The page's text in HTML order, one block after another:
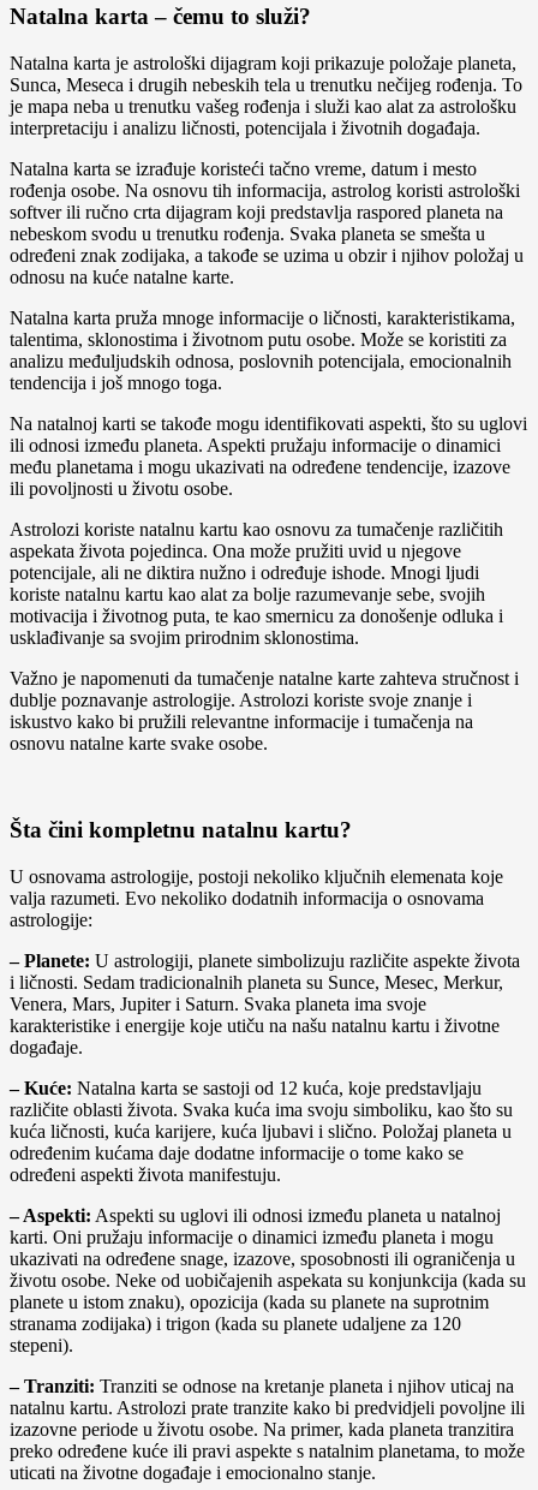
Natalna karta – čemu to služi?
Natalna karta je astrološki dijagram koji prikazuje položaje planeta,
Sunca, Meseca i drugih nebeskih tela u trenutku nečijeg rođenja. To
je mapa neba u trenutku vašeg rođenja i služi kao alat za astrološku
interpretaciju i analizu ličnosti, potencijala i životnih događaja.
Natalna karta se izrađuje koristeći tačno vreme, datum i mesto
rođenja osobe. Na osnovu tih informacija, astrolog koristi astrološki
softver ili ručno crta dijagram koji predstavlja raspored planeta na
nebeskom svodu u trenutku rođenja. Svaka planeta se smešta u
određeni znak zodijaka, a takođe se uzima u obzir i njihov položaj u
odnosu na kuće natalne karte.
Natalna karta pruža mnoge informacije o ličnosti, karakteristikama,
talentima, sklonostima i životnom putu osobe. Može se koristiti za
analizu međuljudskih odnosa, poslovnih potencijala, emocionalnih
tendencija i još mnogo toga.
Na natalnoj karti se takođe mogu identifikovati aspekti, što su uglovi
ili odnosi između planeta. Aspekti pružaju informacije o dinamici
među planetama i mogu ukazivati na određene tendencije, izazove
ili povoljnosti u životu osobe.
Astrolozi koriste natalnu kartu kao osnovu za tumačenje različitih
aspekata života pojedinca. Ona može pružiti uvid u njegove
potencijale, ali ne diktira nužno i određuje ishode. Mnogi ljudi
koriste natalnu kartu kao alat za bolje razumevanje sebe, svojih
motivacija i životnog puta, te kao smernicu za donošenje odluka i
usklađivanje sa svojim prirodnim sklonostima.
Važno je napomenuti da tumačenje natalne karte zahteva stručnost i
dublje poznavanje astrologije. Astrolozi koriste svoje znanje i
iskustvo kako bi pružili relevantne informacije i tumačenja na
osnovu natalne karte svake osobe.
Šta čini kompletnu natalnu kartu?
U osnovama astrologije, postoji nekoliko ključnih elemenata koje
valja razumeti. Evo nekoliko dodatnih informacija o osnovama
astrologije:
– Planete: U astrologiji, planete simbolizuju različite aspekte života
i ličnosti. Sedam tradicionalnih planeta su Sunce, Mesec, Merkur,
Venera, Mars, Jupiter i Saturn. Svaka planeta ima svoje
karakteristike i energije koje utiču na našu natalnu kartu i životne
događaje.
– Kuće: Natalna karta se sastoji od 12 kuća, koje predstavljaju
različite oblasti života. Svaka kuća ima svoju simboliku, kao što su
kuća ličnosti, kuća karijere, kuća ljubavi i slično. Položaj planeta u
određenim kućama daje dodatne informacije o tome kako se
određeni aspekti života manifestuju.
– Aspekti: Aspekti su uglovi ili odnosi između planeta u natalnoj
karti. Oni pružaju informacije o dinamici između planeta i mogu
ukazivati na određene snage, izazove, sposobnosti ili ograničenja u
životu osobe. Neke od uobičajenih aspekata su konjunkcija (kada su
planete u istom znaku), opozicija (kada su planete na suprotnim
stranama zodijaka) i trigon (kada su planete udaljene za 120
stepeni).
– Tranziti: Tranziti se odnose na kretanje planeta i njihov uticaj na
natalnu kartu. Astrolozi prate tranzite kako bi predvidjeli povoljne ili
izazovne periode u životu osobe. Na primer, kada planeta tranzitira
preko određene kuće ili pravi aspekte s natalnim planetama, to može
uticati na životne događaje i emocionalno stanje.